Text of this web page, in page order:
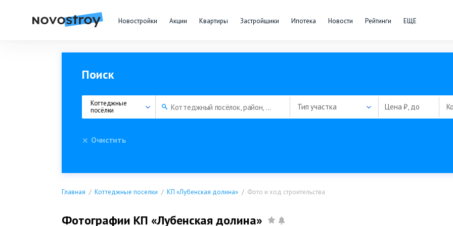
Новостройки Акции Квартиры Застройщики Ипотека Новости Рейтинги ЕЩЕ
Поиск
Коттеджные
посёлки
Тип участка Цена ₽, до
Очистить
Главная Коттеджные поселки КП «Лубенская долина» Фото и ход строительства
Фотографии КП «Лубенская долина»